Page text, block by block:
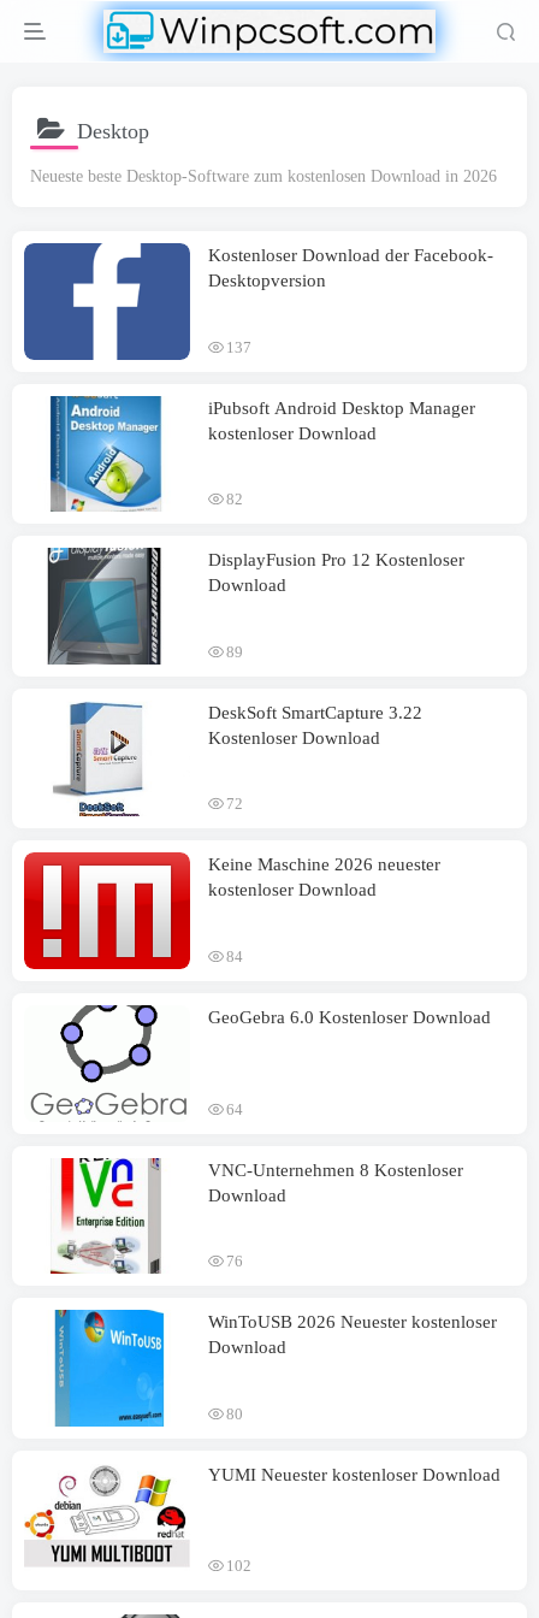
Desktop
Neueste beste Desktop-Software zum kostenlosen Download in 2026
Kostenloser Download der Facebook-
Desktopversion
137
iPubsoft Android Desktop Manager
kostenloser Download
82
DisplayFusion Pro 12 Kostenloser
Download
89
DeskSoft SmartCapture 3.22
Kostenloser Download
72
Keine Maschine 2026 neuester
kostenloser Download
84
GeoGebra 6.0 Kostenloser Download
64
VNC-Unternehmen 8 Kostenloser
Download
76
WinToUSB 2026 Neuester kostenloser
Download
80
YUMI Neuester kostenloser Download
102